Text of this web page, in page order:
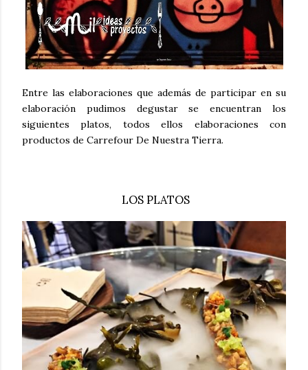
Entre las elaboraciones que además de participar en su
elaboración pudimos degustar se encuentran los
siguientes platos, todos ellos elaboraciones con
productos de Carrefour De Nuestra Tierra.
LOS PLATOS